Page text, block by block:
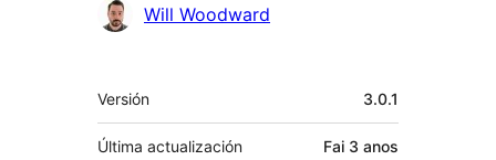
Colaboradores
Will Woodward
Meta
Versión 3.0.1
Última actualización Fai 3 anos